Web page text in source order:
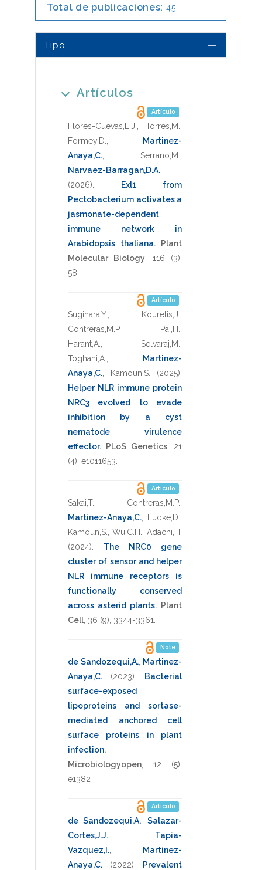
Total de publicaciones: 45
Tipo
Artículos
Artículo
Flores-Cuevas,E.J. Torres,M.
Formey,D.
Martinez-
Anaya,C.
Serrano,M.
Narvaez-Barragan,D.A.
(2026)
Exl1 from
Pectobacterium activates a
jasmonate-dependent
immune network in
Arabidopsis thaliana.
Plant
Molecular Biology
116 (3),
58
Artículo
Sugihara,Y. Kourelis,J.
Contreras,M.P.
Pai,H.
Harant,A.
Selvaraj,M.
Toghani,A.
Martinez-
Anaya,C.
Kamoun,S. (2025)
Helper NLR immune protein
NRC3 evolved to evade
inhibition by a cyst
nematode virulence
effector. PLoS Genetics, 21
(4), e1011653
Artículo
Sakai,T. Contreras,M.P.
Martinez-Anaya,C.
Ludke,D.
Kamoun,S.
Wu,C.H.
Adachi,H.
(2024)
The NRC0 gene
cluster of sensor and helper
NLR immune receptors is
functionally conserved
across asterid plants. Plant
Cell 36 (9), 3344-3361
Note
de Sandozequi,A., Martinez-
Anaya,C.
(2023)
Bacterial
surface-exposed
lipoproteins and sortase-
mediated anchored cell
surface proteins in plant
infection.
Microbiologyopen
12 (5),
e1382
Artículo
de Sandozequi,A., Salazar-
Cortes,J.J.
Tapia-
Vazquez,I.
Martinez-
Anaya,C.
(2022)
Prevalent